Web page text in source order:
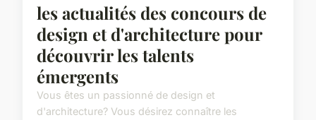
les actualités des concours de
design et d'architecture pour
découvrir les talents
émergents
Vous êtes un passionné de design et
d'architecture? Vous désirez connaître les